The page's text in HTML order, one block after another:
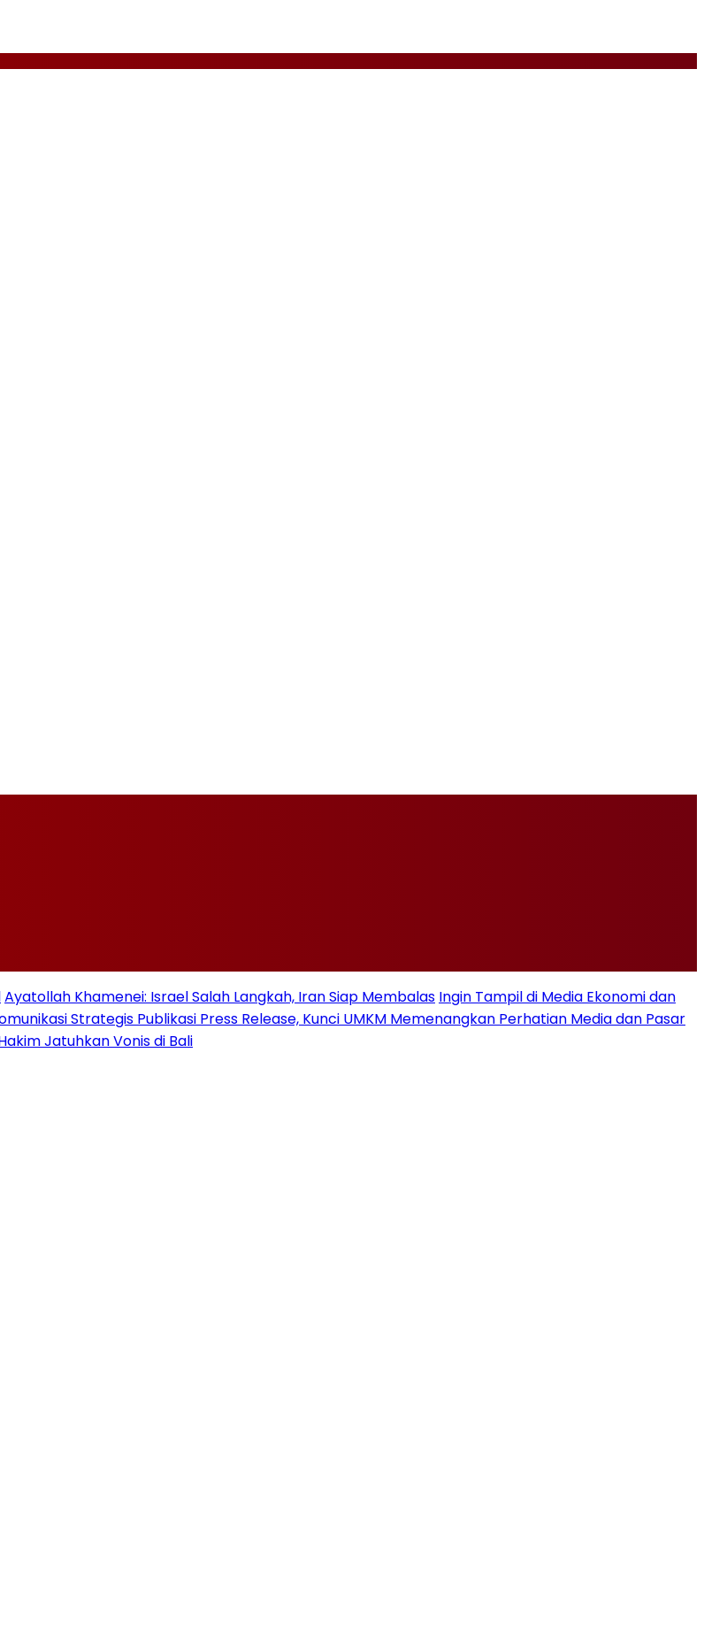
Ayatollah Khamenei: Israel Salah Langkah, Iran Siap Membalas Ingin Tampil di Media Ekonomi dan
Strategis Publikasi Press Release, Kunci UMKM Memenangkan Perhatian Media dan Pasar
Jatuhkan Vonis di Bali